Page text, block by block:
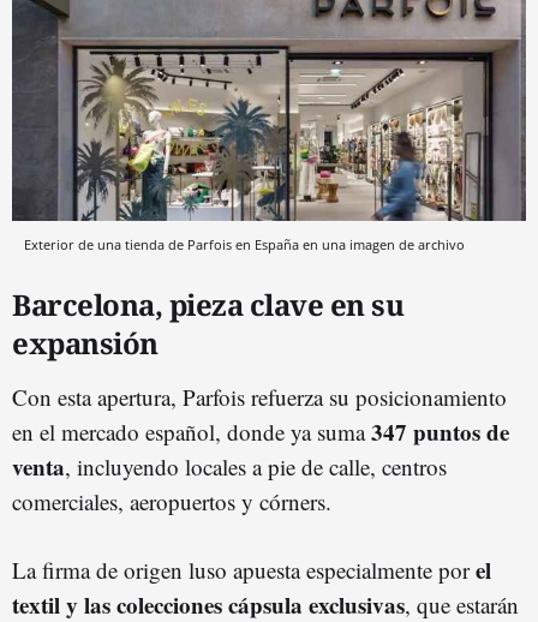
Exterior de una tienda de Parfois en España en una imagen de archivo
Barcelona, pieza clave en su
expansión
Con esta apertura, Parfois refuerza su posicionamiento
en el mercado español, donde ya suma347 puntos de
venta, incluyendo locales a pie de calle, centros
comerciales, aeropuertos y córners.
La firma de origen luso apuesta especialmente porel
textil y las colecciones cápsula exclusivas, que estarán